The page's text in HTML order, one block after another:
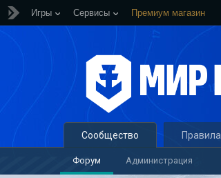
Игры Сервисы Премиум магазин
Сообщество
Форум Администрация
Правила